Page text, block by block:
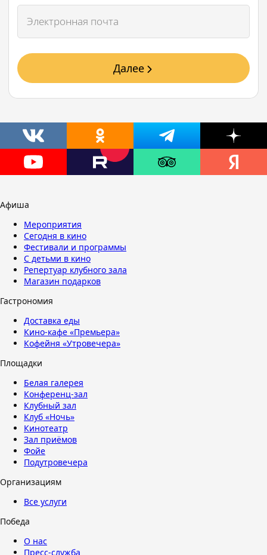
Далее
Афиша
Мероприятия
Сегодня в кино
Фестивали и программы
С детьми в кино
Репертуар клубного зала
Магазин подарков
Гастрономия
Доставка еды
Кино-кафе «Премьера»
Кофейня «Утровечера»
Площадки
Белая галерея
Конференц-зал
Клубный зал
Клуб «Ночь»
Кинотеатр
Зал приёмов
Фойе
Подутровечера
Организациям
Все услуги
Победа
О нас
Пресс-служба